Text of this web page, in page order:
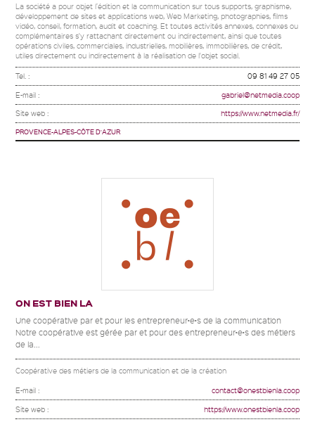
La société a pour objet l’édition et la communication sur tous supports, graphisme,
développement de sites et applications web, Web Marketing, photographies, films
vidéo, conseil, formation, audit et coaching. Et toutes activités annexes, connexes ou
complémentaires s'y rattachant directement ou indirectement, ainsi que toutes
opérations civiles, commerciales, industrielles, mobilières, immobilières, de crédit,
utiles directement ou indirectement à la réalisation de l'objet social.
Tel. : 09 81 49 27 05
E-mail : gabriel@netmedia.coop
Site web : https://www.netmedia.fr/
PROVENCE-ALPES-CÔTE D'AZUR
ON EST BIEN LA
Une coopérative par et pour les entrepreneur•e•s de la communication
Notre coopérative est gérée par et pour des entrepreneur•e•s des métiers
de la...
Coopérative des métiers de la communication et de la création
E-mail : contact@onestbienla.coop
Site web : https://www.onestbienla.coop